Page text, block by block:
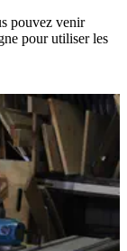
pouvez venir
pour utiliser les